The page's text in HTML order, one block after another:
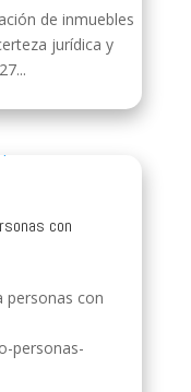
de inmuebles
jurídica y
con
personas con
personas-